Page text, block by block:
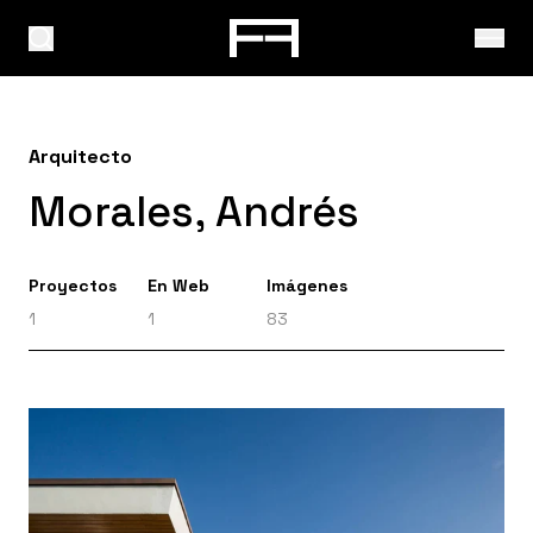
Arquitecto
Morales, Andrés
Proyectos
1
En Web
1
Imágenes
83